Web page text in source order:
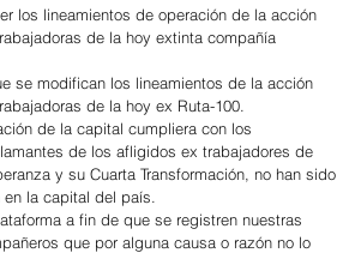
los lineamientos de operación de la acción
de la hoy extinta compañía
se modifican los lineamientos de la acción
de la hoy ex Ruta-100.
de la capital cumpliera con los
de los afligidos ex trabajadores de
y su Cuarta Transformación, no han sido
la capital del país.
a fin de que se registren nuestras
que por alguna causa o razón no lo